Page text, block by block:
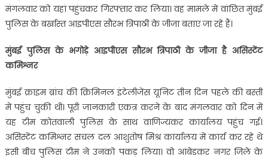
मंगलवार को यहां पहुंचकर गिरफ्तार कर लिया। वह मामले में वांछित मुंबई
पुलिस के बर्खास्त आइपीएस साैरभ त्रिपाठी के जीजा बताए जा रहे हैं।
मुंबई पुलिस के भगोड़े आइपीएस सौरभ त्रिपाठी के जीजा है असिस्टेंट
कमिश्नर
मुंबई क्राइम ब्रांच की क्रिमिनल इंटेलीजेंस यूनिट तीन दिन पहले की बस्ती
में पहुंच चुकी थी। पूरी जानकारी एकत्र करने के बाद मंगलवार को दिन में
यह टीम कोतवाली पुलिस के साथ वाणिज्यकर कार्यालय पहुंच गई।
असिस्टेंट कमिश्नर सचल दल आशुतोष मिश्र कार्यालय में कार्य कर रहे थे
इसी बीच पुलिस टीम ने उनको पकड़ लिया। वो आंबेडकर नगर जिले के